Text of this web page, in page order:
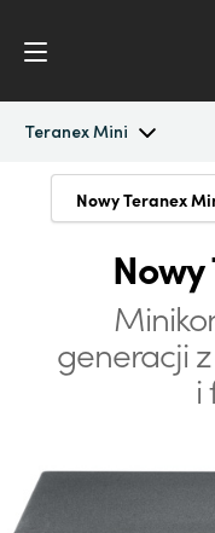
Teranex Mini
Teranex Mini
Przepływ pracy
Argentina
Austria
Brazil
Nowy Teranex
Nowy Teranex
Opracowanie
Możliwość
Zaawansowane
generacji
i